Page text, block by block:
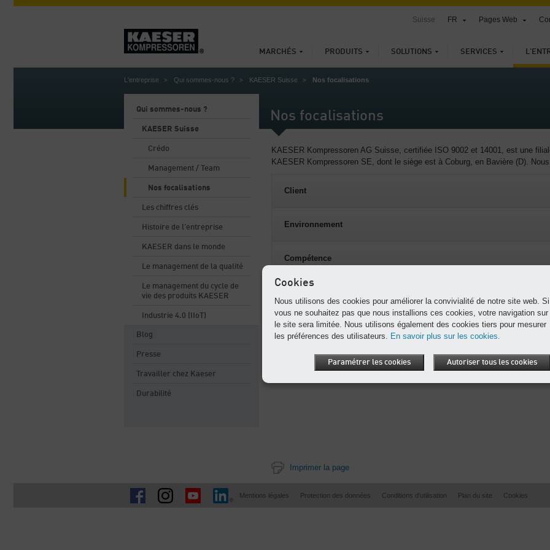
MARCHÉS PRODUITS SOLUTIONS SERVICES
Suisse FR Pages Web
L'entreprise Qui sommes-nous ? KAESER Suisse Nos focalisations
Nos focalisations
Qui sommes-nous ?
KAESER Suisse
Crédo
Management / Team
Nos focalisations
Les chiffres clés
Histoire de l'entreprise
KAESER dans le monde
Le management de la qualité
Le management du cycle de
vie des produits KAESER
Industrie 4.0 (IIoT)
Blog
Presse
Travailler chez Kaeser
Durabilité
KAESER Kompressoren AG Suisse, certifiée ISO 9002 et 14001, est une
KAESER Kompressoren SE, dont le siège est à Coburg, en Bavière (D).
Client
Environnement
Compétence
Imprimer la page
Mentions légales Protection des données Conditions d'utilisation Plan du site Cookies
Cookies
Nous utilisons des cookies pour améliorer la convivialité de notre site web. Si
vous ne souhaitez pas que nous installions ces cookies, votre navigation sur
le site sera limitée. Nous utilisons également des cookies tiers pour mesurer
les préférences des utilisateurs. En savoir plus sur les cookies.
Paramétrer les cookies Autoriser tous les cookies